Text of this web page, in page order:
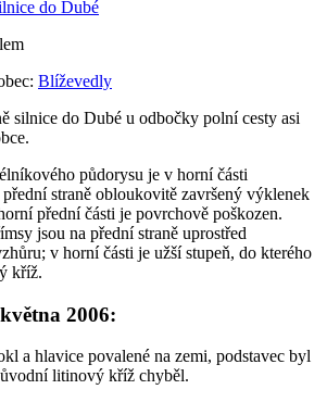
Blíževedly
silnice do Dubé u odbočky polní cesty asi
půdorysu je v horní části
straně obloukovitě završený výklenek
přední části je povrchově poškozen.
jsou na přední straně uprostřed
v horní části je užší stupeň, do kterého
kříž.
2006:
a hlavice povalené na zemi, podstavec byl
litinový kříž chyběl.